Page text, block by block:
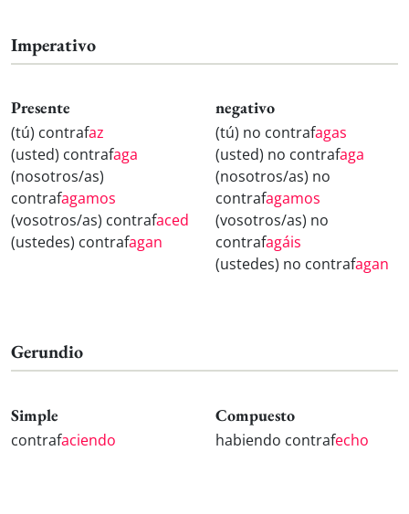
Imperativo
Presente
(tú) contrafaz
(usted) contrafaga
(nosotros/as)
contrafagamos
(vosotros/as) contrafaced
(ustedes) contrafagan
negativo
(tú) no contrafagas
(usted) no contrafaga
(nosotros/as) no
contrafagamos
(vosotros/as) no
contrafagáis
(ustedes) no contrafagan
Gerundio
Simple
contrafaciendo
Compuesto
habiendo contrafecho